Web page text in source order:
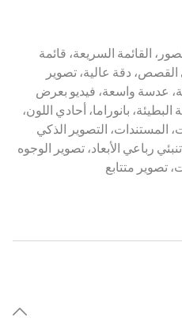
القائمة السريعة، قائمة
دقة عالية، تصوير
عدسة واسعة، فيديو بعرض
بانوراما، أحادي اللون،
المستندات، التصوير الذكي
رباعي الأبعاد، تصوير الوجوه
تصوير متتابع